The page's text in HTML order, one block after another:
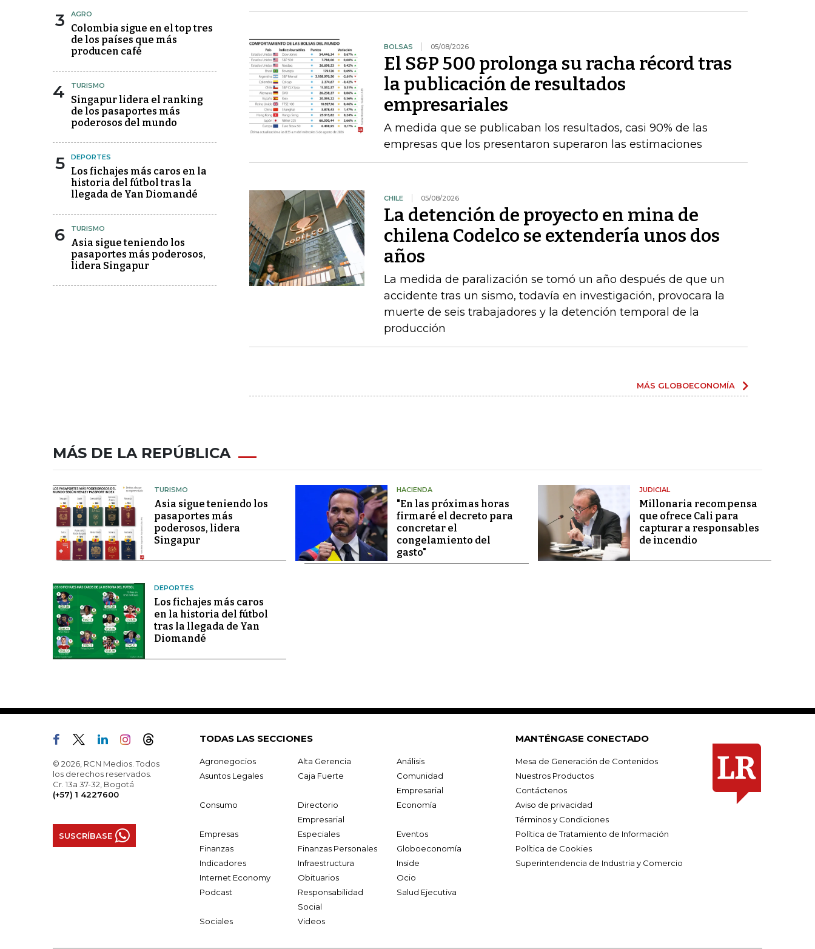
3 AGRO
Colombia sigue en el top tres
de los países que más
producen café
4 TURISMO
Singapur lidera el ranking
de los pasaportes más
poderosos del mundo
5 DEPORTES
Los fichajes más caros en la
historia del fútbol tras la
llegada de Yan Diomandé
6 TURISMO
Asia sigue teniendo los
pasaportes más poderosos,
lidera Singapur
BOLSAS 05/08/2026
El S&P 500 prolonga su racha récord tras
la publicación de resultados
empresariales
A medida que se publicaban los resultados, casi 90% de las
empresas que los presentaron superaron las estimaciones
CHILE 05/08/2026
La detención de proyecto en mina de
chilena Codelco se extendería unos dos
años
La medida de paralización se tomó un año después de que un
accidente tras un sismo, todavía en investigación, provocara la
muerte de seis trabajadores y la detención temporal de la
producción
MÁS GLOBOECONOMÍA
MÁS DE LA REPÚBLICA
TURISMO
Asia sigue teniendo los
pasaportes más
poderosos, lidera
Singapur
HACIENDA
"En las próximas horas
firmaré el decreto para
concretar el
congelamiento del
gasto"
JUDICIAL
Millonaria recompensa
que ofrece Cali para
capturar a responsables
de incendio
DEPORTES
Los fichajes más caros
en la historia del fútbol
tras la llegada de Yan
Diomandé
© 2026, RCN Medios. Todos
los derechos reservados.
Cr. 13a 37-32, Bogotá
(+57) 1 4227600
SUSCRÍBASE
TODAS LAS SECCIONES
Agronegocios Alta Gerencia
Análisis
Asuntos Legales
Caja Fuerte
Comunidad
Empresarial
Consumo
Directorio
Empresarial
Economía
Empresas Especiales
Eventos
Finanzas
Finanzas Personales
Globoeconomía
Indicadores
Infraestructura
Inside
Internet Economy
Obituarios
Ocio
Podcast
Responsabilidad
Social
Salud Ejecutiva
Sociales Videos
MANTÉNGASE CONECTADO
Mesa de Generación de Contenidos
Nuestros Productos
Contáctenos
Aviso de privacidad
Términos y Condiciones
Política de Tratamiento de Información
Política de Cookies
Superintendencia de Industria y Comercio